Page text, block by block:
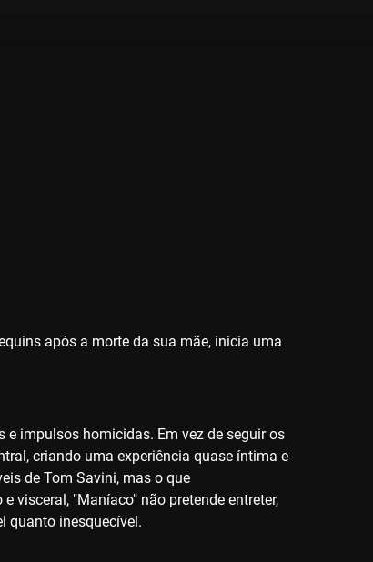
após a morte da sua mãe, inicia uma
impulsos homicidas. Em vez de seguir os
criando uma experiência quase íntima e
de Tom Savini, mas o que
visceral, "Maníaco" não pretende entreter,
quanto inesquecível.